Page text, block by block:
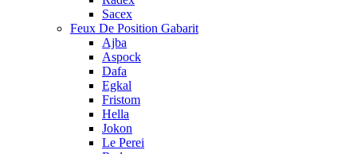
Sacex
Feux De Position Gabarit
Ajba
Aspock
Dafa
Egkal
Fristom
Hella
Jokon
Le Perei